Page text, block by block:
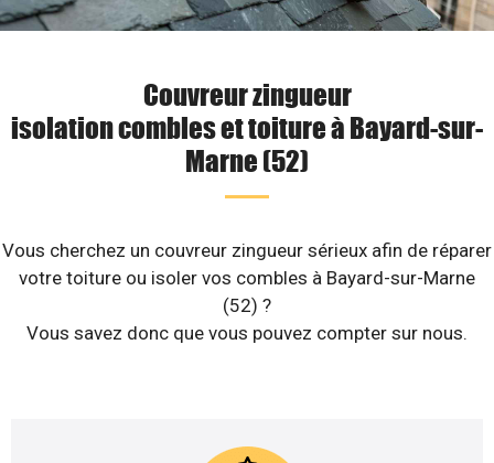
Couvreur zingueur
isolation combles et toiture à Bayard-sur-
Marne (52)
Vous cherchez un couvreur zingueur sérieux afin de réparer
votre toiture ou isoler vos combles à Bayard-sur-Marne
(52) ?
Vous savez donc que vous pouvez compter sur nous.